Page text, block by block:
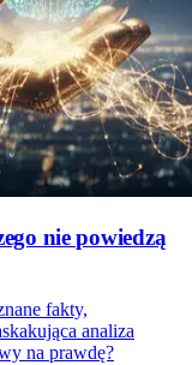
nie powiedzą
fakty,
analiza
na prawdę?